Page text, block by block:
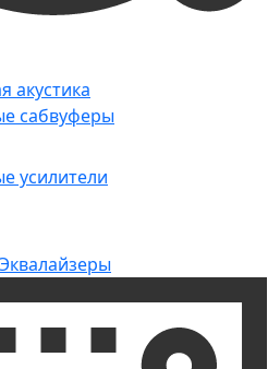
акустика
сабвуферы
усилители